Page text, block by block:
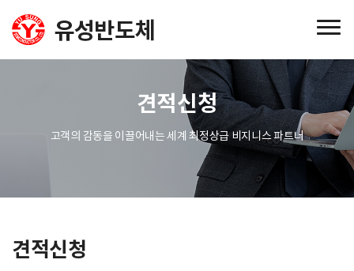
견적신청
고객의 감동을 이끌어내는 세계 최정상급 비지니스 파트너
견적신청